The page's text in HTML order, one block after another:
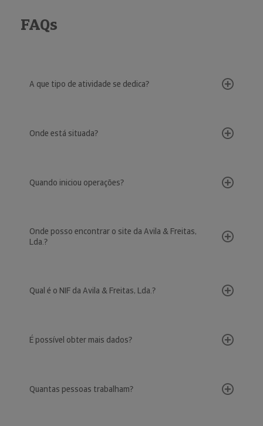
FAQs
A que tipo de atividade se dedica?
Onde está situada?
Quando iniciou operações?
Onde posso encontrar o site da Avila & Freitas,
Lda.?
Qual é o NIF da Avila & Freitas, Lda.?
É possível obter mais dados?
Quantas pessoas trabalham?